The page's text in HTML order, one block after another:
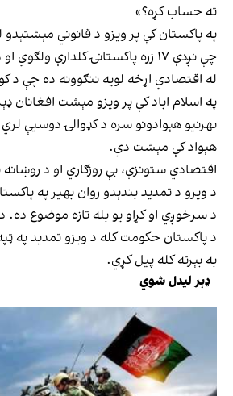
ته حساب کړه؟»
په پاکستان کې پر ویزو د قانوني مېشتېدو
چې نږدې ۱۷ زره پاکستانۍ کلدارې
له اقتصادي اړخه لویه ننګوونه ده چې د
په اسلام اباد کې پر ویزو مېشت
بهرنیو هېوادونو سره د کډوالۍ دوسیې
هېواد کې مېشت دي.
اقتصادي ستونزې، بې روزګاري او د
د ویزو د تمدید بندېدو روان بهیر په
د سرخوږي او کړاو یو بله تازه موضوع ده.
د پاکستان حکومت کله د ویزو تمدید په
به بېرته کله پیل کړي.
ډېر لیدل شوي